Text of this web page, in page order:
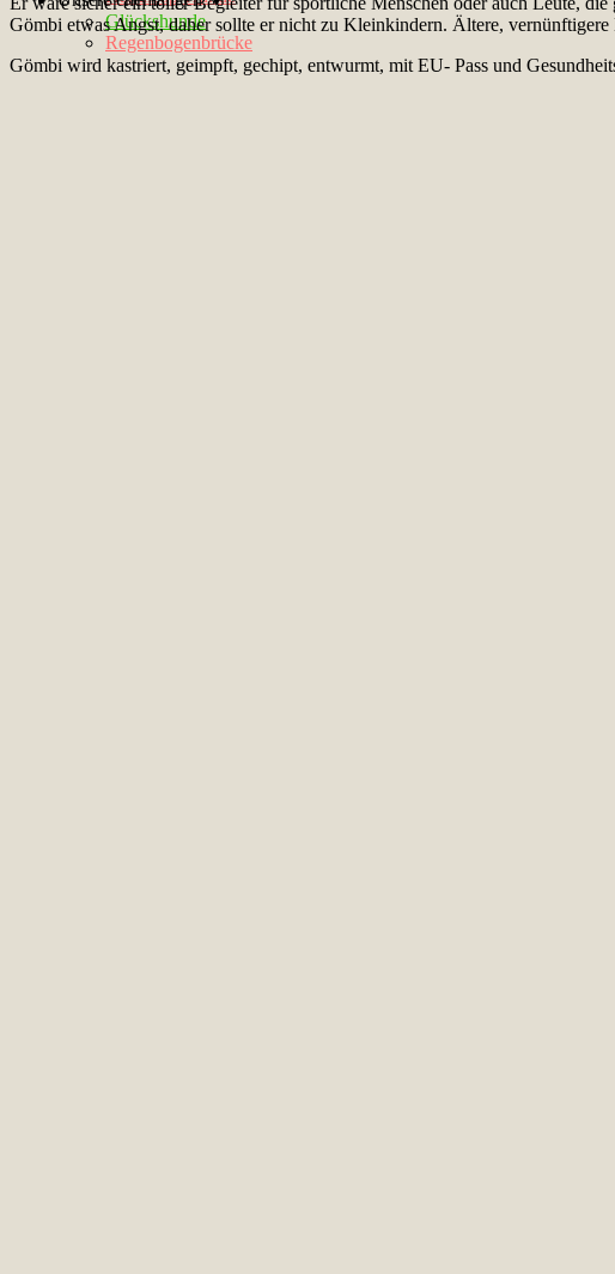
Glückshunde
Regenbogenbrücke
Gömbi etwas Angst, daher sollte er nicht zu Kleinkindern. Ältere,
Gömbi wird kastriert, geimpft, gechipt, entwurmt, mit EU- Pass und